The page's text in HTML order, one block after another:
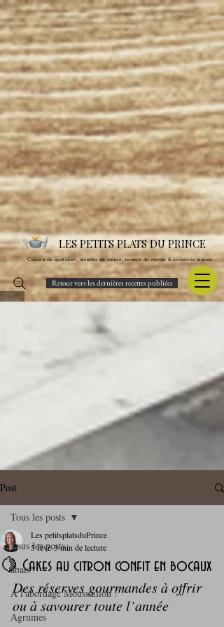
LES PETITS PLATS DU PRINCE
Cuisine du quotidien, recettes de saison, saveurs du monde & conserves maison
Retour vers les dernières recettes publiées
Post
Tous les posts
abats
A l'abordage Moussaillon !
Agrumes
Tous les posts
🍋 Cakes au citron confit en bocaux
Les petitsplatsduPrince
5 févr.3 min de lecture
Des réserves gourmandes à offrir
ou à savourer toute l’année